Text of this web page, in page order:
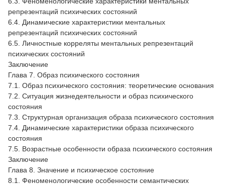
репрезентаций психических состояний
6.4. Динамические характеристики ментальных
репрезентаций психических состояний
6.5. Личностные корреляты ментальных репрезентаций
психических состояний
Заключение
Глава 7. Образ психического состояния
7.1. Образ психического состояния: теоретические основания
7.2. Ситуация жизнедеятельности и образ психического
состояния
7.3. Структурная организация образа психического состояния
7.4. Динамические характеристики образа психического
состояния
7.5. Возрастные особенности образа психического состояния
Заключение
Глава 8. Значение и психическое состояние
8.1. Феноменологические особенности семантических